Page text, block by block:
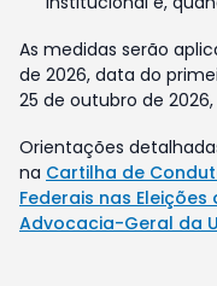
As medidas serão
de 2026, data do
25 de outubro de
Orientações
na Cartilha de
Federais nas
Advocacia-Geral da